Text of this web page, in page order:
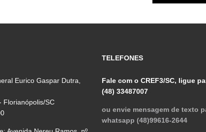
Eurico Gaspar Dutra,
Florianópolis/SC
TELEFONES
Fale com o CREF3/SC, ligue
(48) 33487007
ou envie mensagem de texto
whatsapp (48)99616-2644